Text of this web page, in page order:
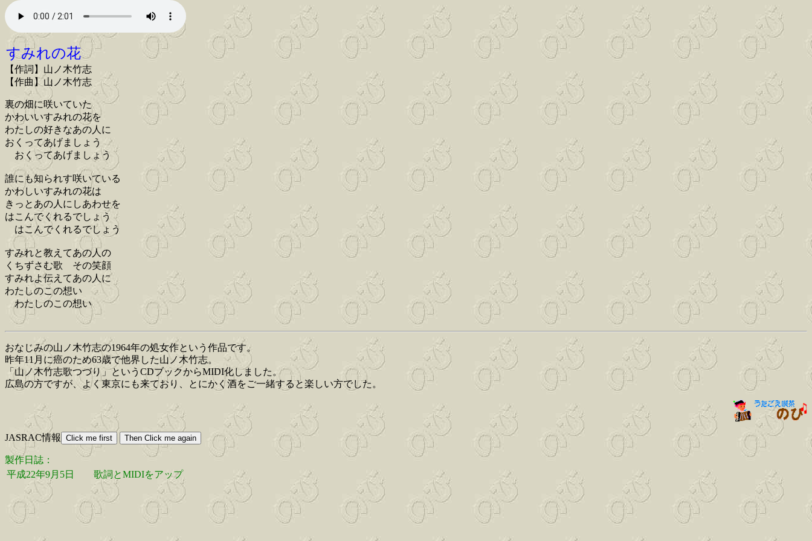
すみれの花
【作詞】山ノ木竹志
【作曲】山ノ木竹志
裏の畑に咲いていた
かわいいすみれの花を
わたしの好きなあの人に
おくってあげましょう
おくってあげましょう
誰にも知られす咲いている
かわしいすみれの花は
きっとあの人にしあわせを
はこんでくれるでしょう
はこんでくれるでしょう
すみれと教えてあの人の
くちずさむ歌 その笑顔
すみれよ伝えてあの人に
わたしのこの想い
わたしのこの想い
おなじみの山ノ木竹志の1964年の処女作という作品です。
昨年11月に癌のため63歳で他界した山ノ木竹志。
「山ノ木竹志歌つづり」というCDブックからMIDI化しました。
広島の方ですが、よく東京にも来ており、とにかく酒をご一緒すると楽しい方でした。
JASRAC情報
製作日誌：
平成22年9月5日
歌詞とMIDIをアップ